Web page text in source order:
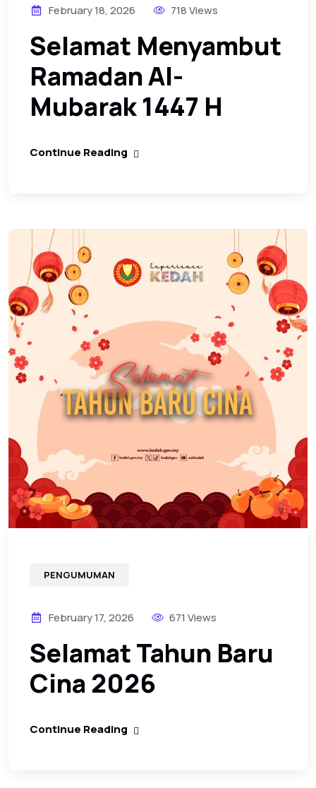
February 18, 2026 718 Views
Selamat Menyambut
Ramadan Al-
Mubarak 1447 H
Continue Reading
PENGUMUMAN
February 17, 2026 671 Views
Selamat Tahun Baru
Cina 2026
Continue Reading